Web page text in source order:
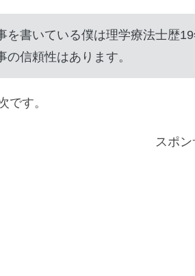
を書いている僕は理学療法士歴
の信頼性はあります。
です。
スポン